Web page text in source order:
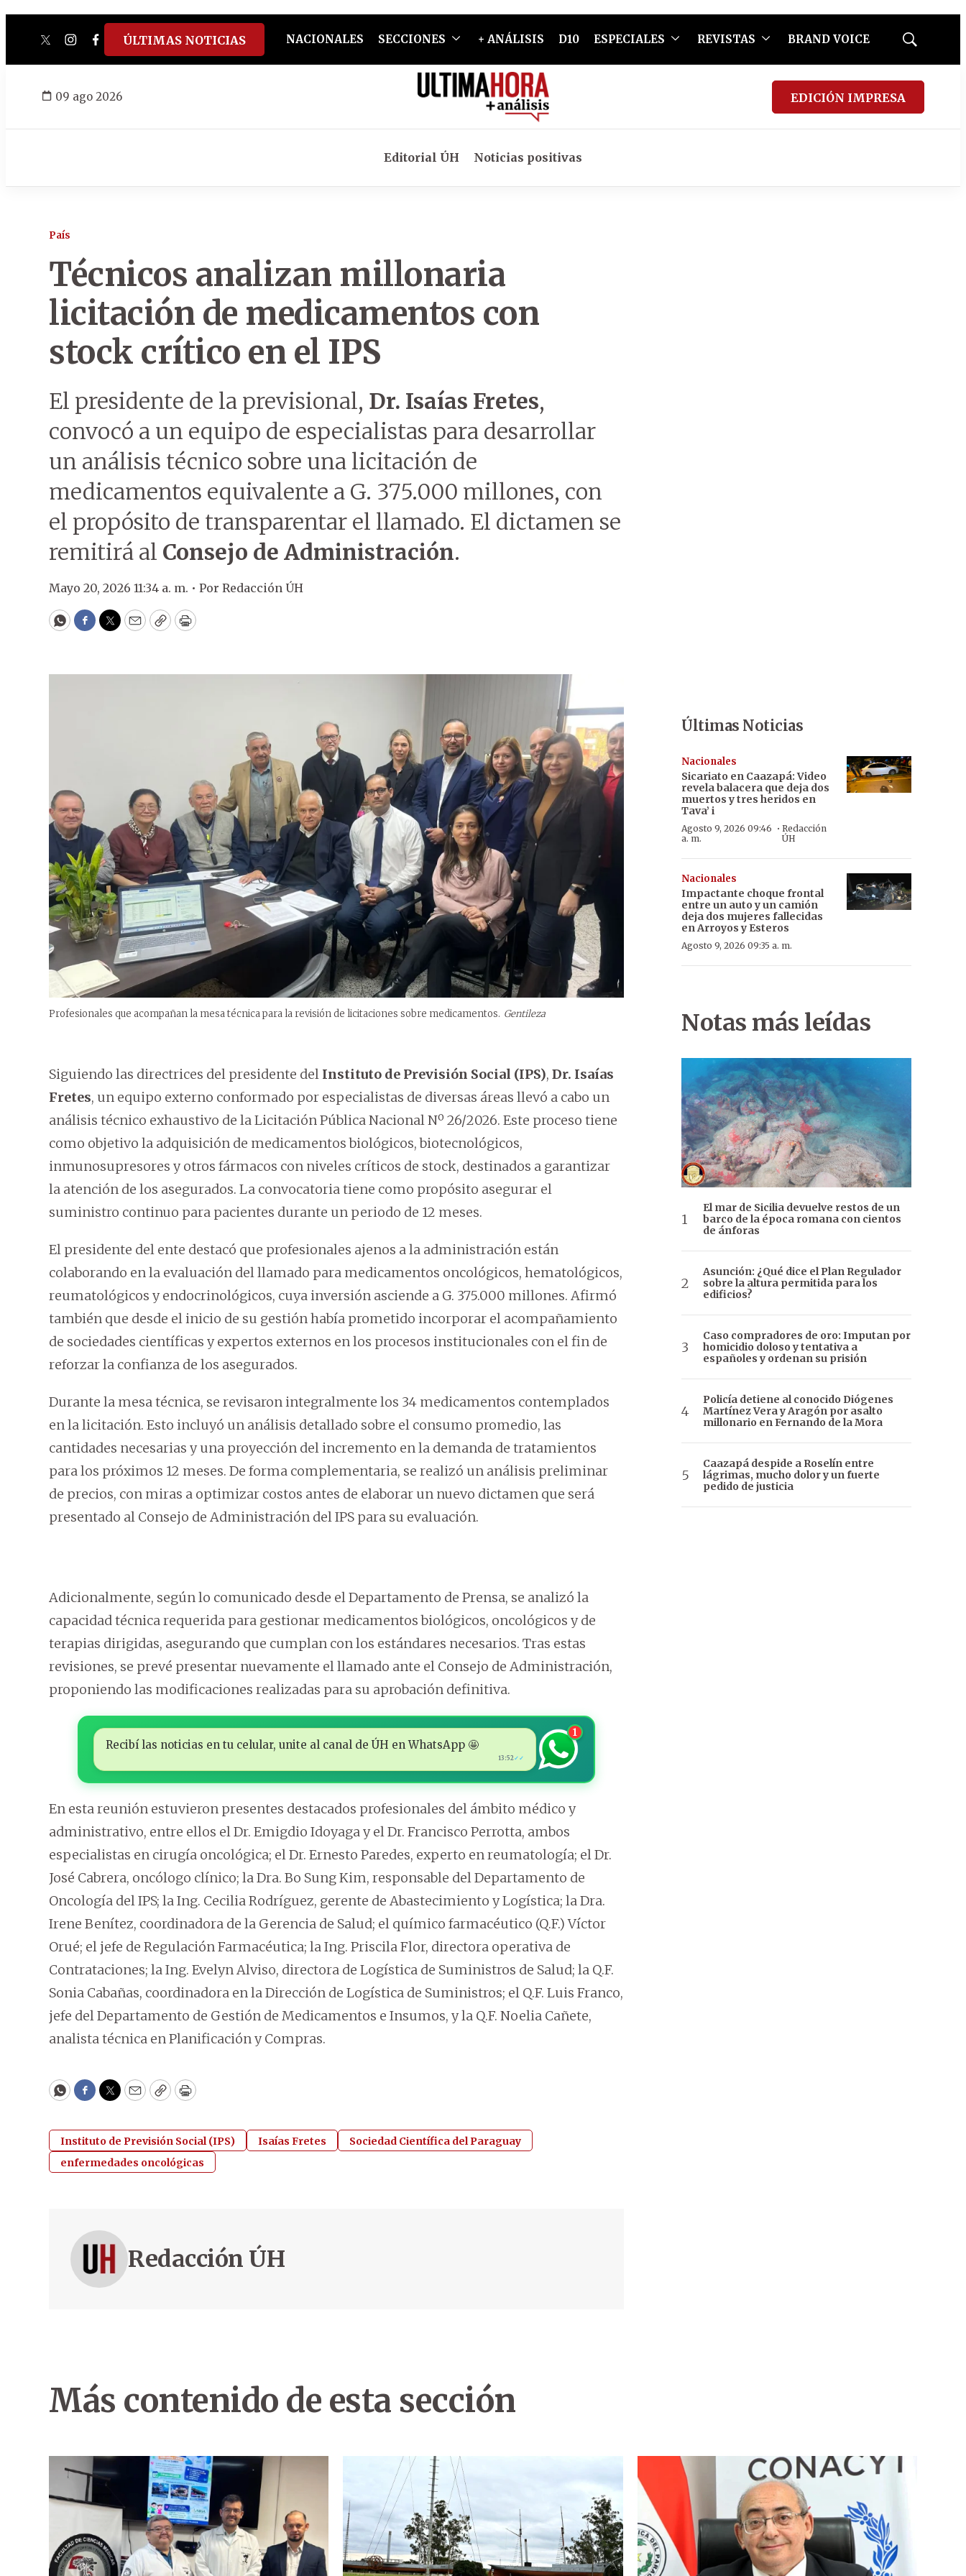
twitterinstagram
facebook
tiktokyoutube
spotify
ÚLTIMAS NOTICIAS NACIONALES SECCIONES + ANÁLISIS D10 ESPECIALES REVISTAS BRAND VOICE
Mostrar
09 ago 2026 EDICIÓN IMPRESA
Editorial ÚH Noticias positivas
País
Técnicos analizan millonaria
licitación de medicamentos con
stock crítico en el IPS
El presidente de la previsional, Dr. Isaías Fretes,
convocó a un equipo de especialistas para desarrollar
un análisis técnico sobre una licitación de
medicamentos equivalente a G. 375.000 millones, con
el propósito de transparentar el llamado. El dictamen se
remitirá al Consejo de Administración.
Mayo 20, 2026 11:34 a. m. • Por Redacción ÚH
WhatsApp
Facebook
Twitter
EmailCopyPrint
Profesionales que acompañan la mesa técnica para la revisión de licitaciones sobre medicamentos. Gentileza
Siguiendo las directrices del presidente del Instituto de Previsión Social (IPS), Dr. Isaías
Fretes, un equipo externo conformado por especialistas de diversas áreas llevó a cabo un
análisis técnico exhaustivo de la Licitación Pública Nacional Nº 26/2026. Este proceso tiene
como objetivo la adquisición de medicamentos biológicos, biotecnológicos,
inmunosupresores y otros fármacos con niveles críticos de stock, destinados a garantizar
la atención de los asegurados. La convocatoria tiene como propósito asegurar el
suministro continuo para pacientes durante un periodo de 12 meses.
El presidente del ente destacó que profesionales ajenos a la administración están
colaborando en la evaluación del llamado para medicamentos oncológicos, hematológicos,
reumatológicos y endocrinológicos, cuya inversión asciende a G. 375.000 millones. Afirmó
también que desde el inicio de su gestión había prometido incorporar el acompañamiento
de sociedades científicas y expertos externos en los procesos institucionales con el fin de
reforzar la confianza de los asegurados.
Durante la mesa técnica, se revisaron integralmente los 34 medicamentos contemplados
en la licitación. Esto incluyó un análisis detallado sobre el consumo promedio, las
cantidades necesarias y una proyección del incremento en la demanda de tratamientos
para los próximos 12 meses. De forma complementaria, se realizó un análisis preliminar
de precios, con miras a optimizar costos antes de elaborar un nuevo dictamen que será
presentado al Consejo de Administración del IPS para su evaluación.
Adicionalmente, según lo comunicado desde el Departamento de Prensa, se analizó la
capacidad técnica requerida para gestionar medicamentos biológicos, oncológicos y de
terapias dirigidas, asegurando que cumplan con los estándares necesarios. Tras estas
revisiones, se prevé presentar nuevamente el llamado ante el Consejo de Administración,
proponiendo las modificaciones realizadas para su aprobación definitiva.
Recibí las noticias en tu celular, unite al canal de ÚH en WhatsApp 🤩
13:52✓✓
1
En esta reunión estuvieron presentes destacados profesionales del ámbito médico y
administrativo, entre ellos el Dr. Emigdio Idoyaga y el Dr. Francisco Perrotta, ambos
especialistas en cirugía oncológica; el Dr. Ernesto Paredes, experto en reumatología; el Dr.
José Cabrera, oncólogo clínico; la Dra. Bo Sung Kim, responsable del Departamento de
Oncología del IPS; la Ing. Cecilia Rodríguez, gerente de Abastecimiento y Logística; la Dra.
Irene Benítez, coordinadora de la Gerencia de Salud; el químico farmacéutico (Q.F.) Víctor
Orué; el jefe de Regulación Farmacéutica; la Ing. Priscila Flor, directora operativa de
Contrataciones; la Ing. Evelyn Alviso, directora de Logística de Suministros de Salud; la Q.F.
Sonia Cabañas, coordinadora en la Dirección de Logística de Suministros; el Q.F. Luis Franco,
jefe del Departamento de Gestión de Medicamentos e Insumos, y la Q.F. Noelia Cañete,
analista técnica en Planificación y Compras.
WhatsApp
Facebook
Twitter
EmailCopyPrint
Instituto de Previsión Social (IPS) Isaías Fretes
Sociedad Científica del Paraguay
enfermedades oncológicas
Redacción ÚH
Últimas Noticias
Nacionales
Sicariato en Caazapá: Video
revela balacera que deja dos
muertos y tres heridos en
Tava’ i
Agosto 9, 2026 09:46
a. m.
·Redacción
ÚH
Nacionales
Impactante choque frontal
entre un auto y un camión
deja dos mujeres fallecidas
en Arroyos y Esteros
Agosto 9, 2026 09:35 a. m.
Notas más leídas
El mar de Sicilia devuelve restos de un
barco de la época romana con cientos
de ánforas
Asunción: ¿Qué dice el Plan Regulador
sobre la altura permitida para los
edificios?
Caso compradores de oro: Imputan por
homicidio doloso y tentativa a
españoles y ordenan su prisión
Policía detiene al conocido Diógenes
Martínez Vera y Aragón por asalto
millonario en Fernando de la Mora
Caazapá despide a Roselín entre
lágrimas, mucho dolor y un fuerte
pedido de justicia
Más contenido de esta sección